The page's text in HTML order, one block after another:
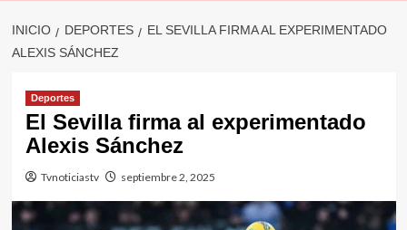
INICIO DEPORTES
EL SEVILLA FIRMA AL EXPERIMENTADO
ALEXIS SÁNCHEZ
Deportes
El Sevilla firma al experimentado
Alexis Sánchez
Tvnoticiastv septiembre 2, 2025